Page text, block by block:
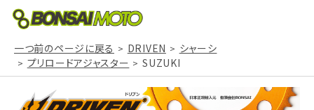
一つ前のページに戻る DRIVEN
シャーシ
プリロードアジャスター
SUZUKI